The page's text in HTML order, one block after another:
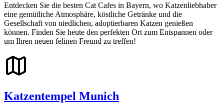
Entdecken Sie die besten Cat Cafes in Bayern, wo Katzenliebhaber
eine gemütliche Atmosphäre, köstliche Getränke und die
Gesellschaft von niedlichen, adoptierbaren Katzen genießen
können. Finden Sie heute den perfekten Ort zum Entspannen oder
um Ihren neuen felinen Freund zu treffen!
Katzentempel Munich